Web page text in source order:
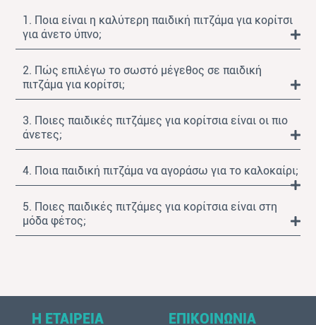
1. Ποια είναι η καλύτερη παιδική πιτζάμα για κορίτσι
για άνετο ύπνο;
2. Πώς επιλέγω το σωστό μέγεθος σε παιδική
πιτζάμα για κορίτσι;
3. Ποιες παιδικές πιτζάμες για κορίτσια είναι οι πιο
άνετες;
4. Ποια παιδική πιτζάμα να αγοράσω για το καλοκαίρι;
5. Ποιες παιδικές πιτζάμες για κορίτσια είναι στη
μόδα φέτος;
Η ΕΤΑΙΡΕΙΑ ΕΠΙΚΟΙΝΩΝΙΑ